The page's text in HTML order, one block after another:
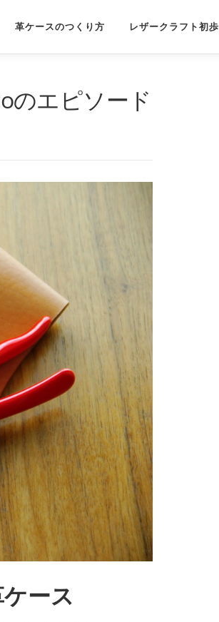
革ケースのつくり方 レザークラフト初歩
のエピソード
ース